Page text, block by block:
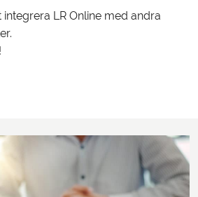
integrera LR Online med andra